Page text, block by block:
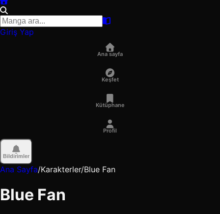
Giriş Yap
Ana sayfa
Keşfet
Kütüphane
Profil
Bildirimler
Ana Sayfa/Karakterler/Blue Fan
Blue Fan